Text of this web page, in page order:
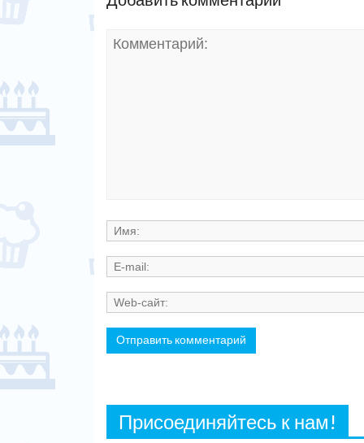
Присоединяйтесь к нам!